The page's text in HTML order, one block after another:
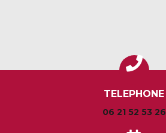
TELEPHONE
06 21 52 53 26